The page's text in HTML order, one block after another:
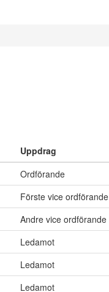
Uppdrag
Ordförande
Förste vice ordförande
Andre vice ordförande
Ledamot
Ledamot
Ledamot